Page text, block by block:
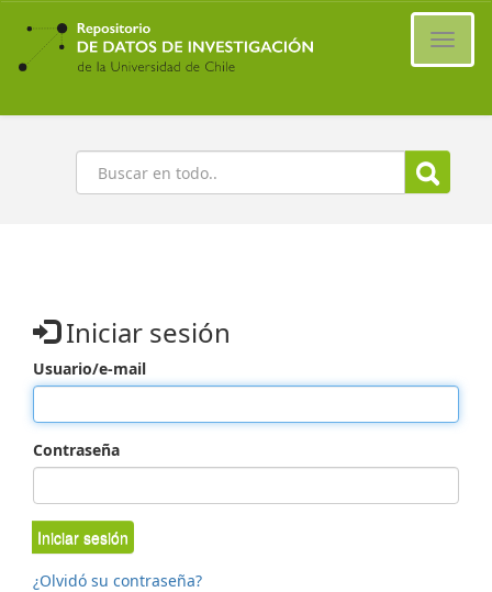
Ir
contenido
principal
Buscar
Iniciar sesión
Usuario/e-mail
Contraseña
Iniciar sesión
¿Olvidó su contraseña?